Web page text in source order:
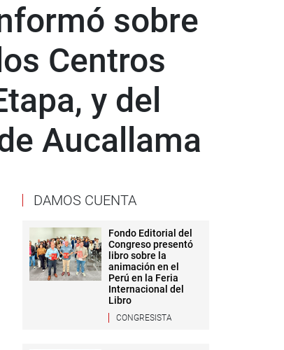
sobre
Centros
y del
Aucallama
DAMOS CUENTA
Fondo Editorial del
Congreso presentó
libro sobre la
animación en el
Perú en la Feria
Internacional del
Libro
CONGRESISTA